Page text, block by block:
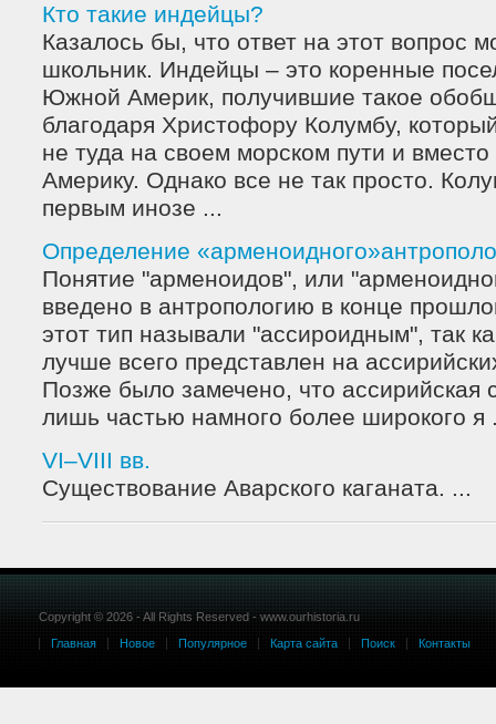
Кто такие индейцы?
Казалось бы, что ответ на этот вопрос
школьник. Индейцы – это коренные
Южной Америк, получившие такое
благодаря Христофору Колумбу,
не туда на своем морском пути и
Америку. Однако все не так просто.
первым инозе ...
Определение
Понятие "арменоидов", или
введено в антропологию в конце
этот тип называли "ассироидным", так
лучше всего представлен на
Позже было замечено, что ассирийская
лишь частью намного более широкого я
VI–VIII вв.
Существование Аварского каганата. ...
Copyright © 2026 - All Rights Reserved - www.ourhistoria.ru
Главная
Новое Популярное Карта сайта Поиск Контакты